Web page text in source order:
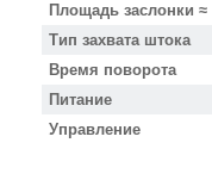
Площадь заслонки ≈
Тип захвата штока
Время поворота
Питание
Управление